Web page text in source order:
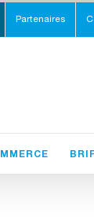
Partenaires